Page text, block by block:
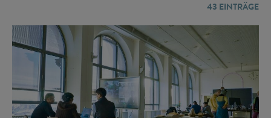
43 EINTRÄGE